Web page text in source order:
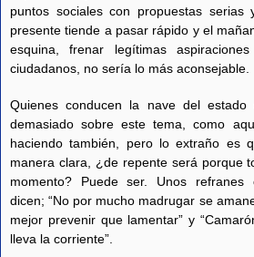
puntos sociales con propuestas serias
presente tiende a pasar rápido y el
esquina, frenar legítimas
ciudadanos, no sería lo más aconsejable.
Quienes conducen la nave del
demasiado sobre este tema, como
haciendo también, pero lo extraño es
manera clara, ¿de repente será porque
momento? Puede ser. Unos refranes
dicen; “No por mucho madrugar se
mejor prevenir que lamentar” y
lleva la corriente”.